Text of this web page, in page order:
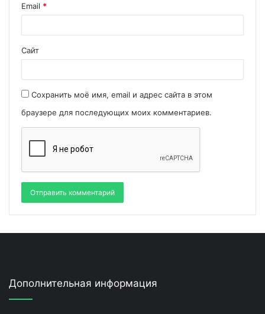
Email *
Сайт
Сохранить моё имя, email и адрес сайта в этом
браузере для последующих моих комментариев.
Дополнительная информация